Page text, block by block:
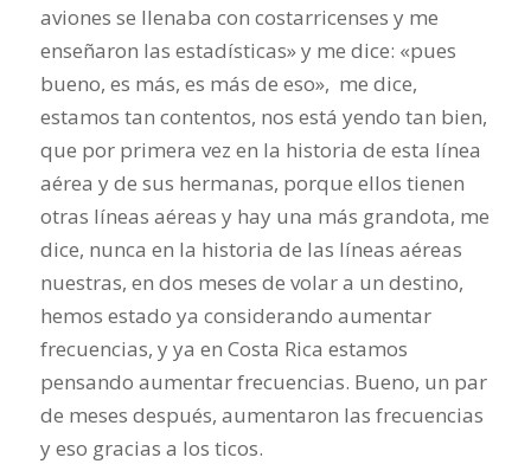
aviones se llenaba con costarricenses y me
enseñaron las estadísticas» y me dice: «pues
bueno, es más, es más de eso», me dice,
estamos tan contentos, nos está yendo tan bien,
que por primera vez en la historia de esta línea
aérea y de sus hermanas, porque ellos tienen
otras líneas aéreas y hay una más grandota, me
dice, nunca en la historia de las líneas aéreas
nuestras, en dos meses de volar a un destino,
hemos estado ya considerando aumentar
frecuencias, y ya en Costa Rica estamos
pensando aumentar frecuencias. Bueno, un par
de meses después, aumentaron las frecuencias
y eso gracias a los ticos.